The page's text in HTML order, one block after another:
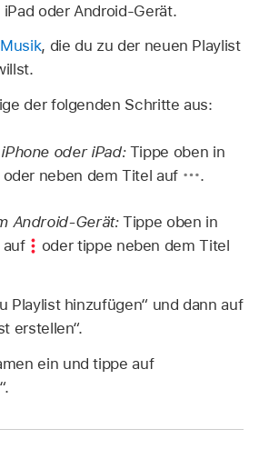
oder Android-Gerät.
, die du zu der neuen Playlist
der folgenden Schritte aus:
oder iPad:Tippe oben in
neben dem Titel auf
.
Android-Gerät:Tippe oben in
auf
oder tippe neben dem Titel
Playlist hinzufügen“ und dann auf
erstellen“.
ein und tippe auf